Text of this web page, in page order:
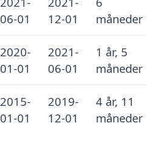
06-01
12-01
måneder
2020-
01-01
2021-
06-01
1 år, 5
måneder
2015-
01-01
2019-
12-01
4 år, 11
måneder